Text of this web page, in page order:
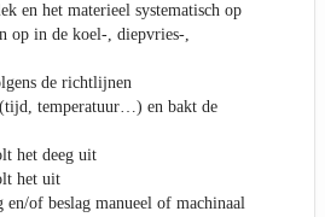
en het materieel systematisch op
op in de koel-, diepvries-,
de richtlijnen
temperatuur…) en bakt de
het deeg uit
het uit
en/of beslag manueel of machinaal